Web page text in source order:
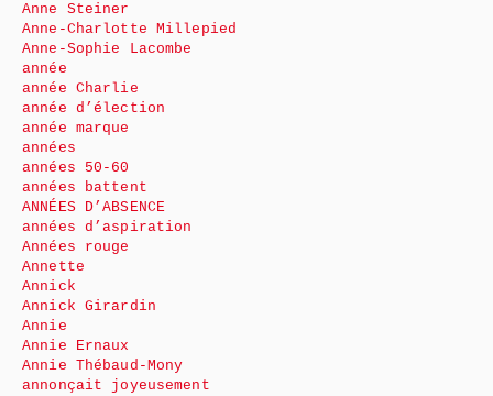
Anne Steiner
Anne-Charlotte Millepied
Anne-Sophie Lacombe
année
année Charlie
année d’élection
année marque
années
années 50-60
années battent
ANNÉES D’ABSENCE
années d’aspiration
Années rouge
Annette
Annick
Annick Girardin
Annie
Annie Ernaux
Annie Thébaud-Mony
annonçait joyeusement